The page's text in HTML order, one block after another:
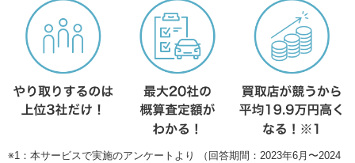
※1：本サービスで実施のアンケートより （回答期間：2023年6月〜2024